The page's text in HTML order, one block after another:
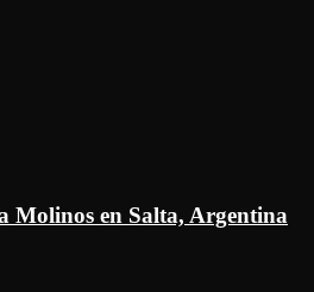
Molinos en Salta, Argentina